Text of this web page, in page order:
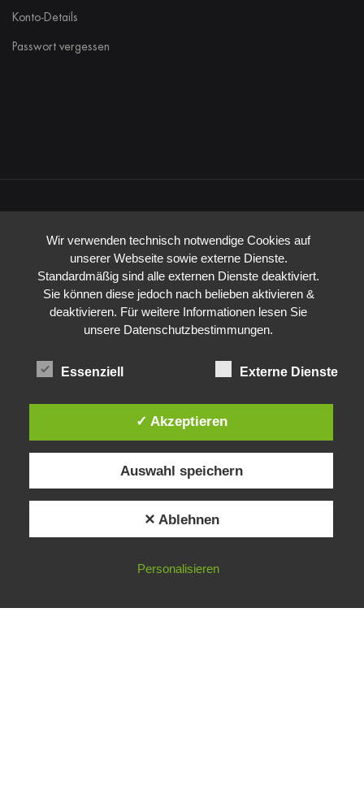
Konto-Details
Passwort vergessen
Finanziell Gefördert durch das Land
Nordrhein-Westfalen: Sonderprogramm für “Digitalen und
stationären Einzelhandel”
Alle Preise inkl. der gesetzlichen MwSt.
Wir verwenden technisch notwendige Cookies auf
unserer Webseite sowie externe Dienste.
Standardmäßig sind alle externen Dienste deaktiviert.
Sie können diese jedoch nach belieben aktivieren &
deaktivieren. Für weitere Informationen lesen Sie
unsere Datenschutzbestimmungen.
Essenziell Externe Dienste
✓ Akzeptieren
Auswahl speichern
✕ Ablehnen
Personalisieren